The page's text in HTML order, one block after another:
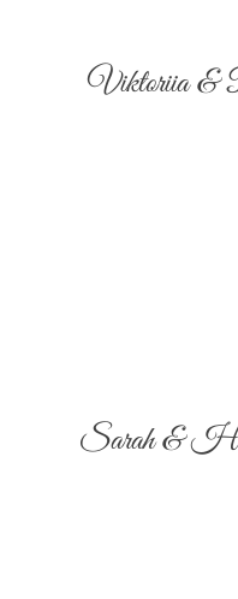
Viktoriia &
Sarah &